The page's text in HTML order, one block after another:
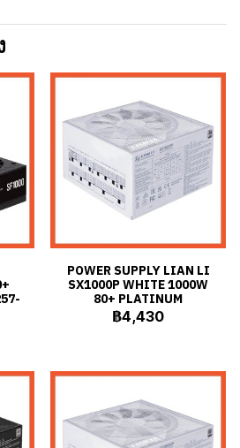
POWER SUPPLY LIAN LI
SX1000P WHITE 1000W
80+ PLATINUM
฿4,430